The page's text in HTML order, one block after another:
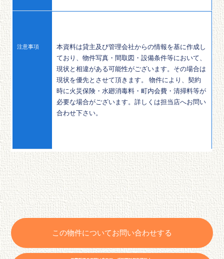
注意事項
本資料は貸主及び管理会社からの情報を基に作成し
ており、物件写真・間取図・設備条件等において、
現状と相違がある可能性がございます。その場合は
現状を優先とさせて頂きます。 物件により、契約
時に火災保険・水廻消毒料・町内会費・清掃料等が
必要な場合がございます。詳しくは担当店へお問い
合わせ下さい。
この物件についてお問い合わせする